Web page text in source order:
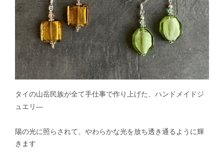
タイの山岳民族が全て手仕事で作り上げた、ハンドメイドジ
ュエリ―
陽の光に照らされて、やわらかな光を放ち透き通るように輝
きます